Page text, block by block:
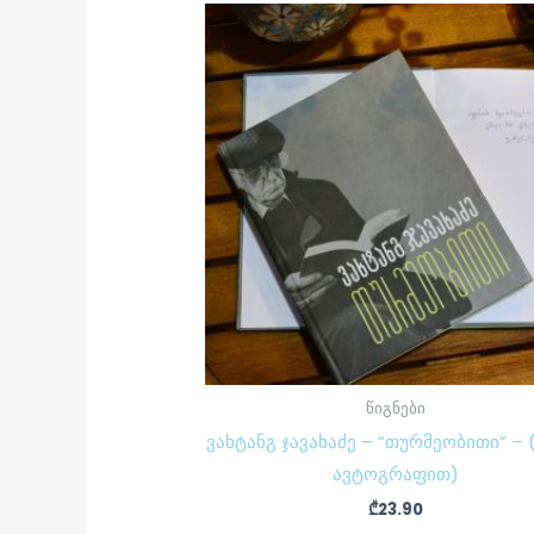
წიგნები
ვახტანგ ჯავახაძე – “თურმეობითი” –
ავტოგრაფით)
₾23.90